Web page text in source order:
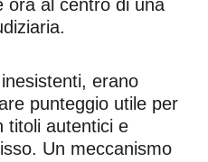
ora al centro di una
erano
punteggio utile per
titoli autentici e
Un meccanismo